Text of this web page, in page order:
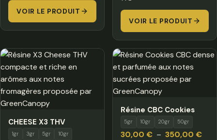
7,00 €
à
370,00 €
VOIR LE PRODUIT
prix :
7,00
à
VOIR LE PRODUIT
CHEESE X3 THV
1gr 3gr 5gr 10gr
Résine CBC Cookies
5gr 10gr 20gr 50gr
30,00 € – 350,00 €